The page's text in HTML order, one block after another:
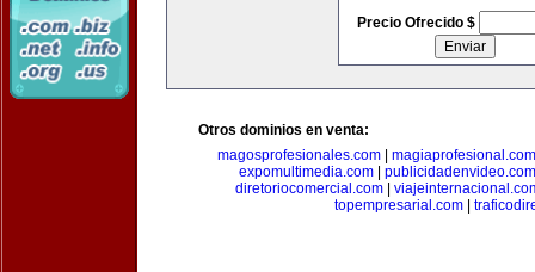
Precio Ofrecido $
Otros dominios en venta:
magosprofesionales.com
magiaprofesional.com
expomultimedia.com
publicidadenvideo.com
diretoriocomercial.com
topempresarial.com|